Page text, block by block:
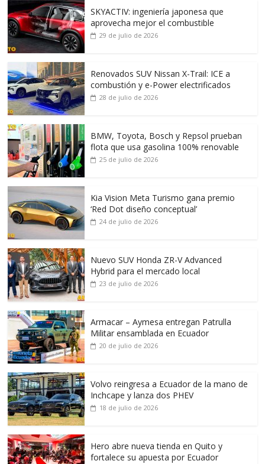
SKYACTIV: ingeniería japonesa que
aprovecha mejor el combustible
29 de julio de 2026
Renovados SUV Nissan X-Trail: ICE a
combustión y e-Power electrificados
28 de julio de 2026
BMW, Toyota, Bosch y Repsol prueban
flota que usa gasolina 100% renovable
25 de julio de 2026
Kia Vision Meta Turismo gana premio
‘Red Dot diseño conceptual’
24 de julio de 2026
Nuevo SUV Honda ZR-V Advanced
Hybrid para el mercado local
23 de julio de 2026
Armacar – Aymesa entregan Patrulla
Militar ensamblada en Ecuador
20 de julio de 2026
Volvo reingresa a Ecuador de la mano de
Inchcape y lanza dos PHEV
18 de julio de 2026
Hero abre nueva tienda en Quito y
fortalece su apuesta por Ecuador